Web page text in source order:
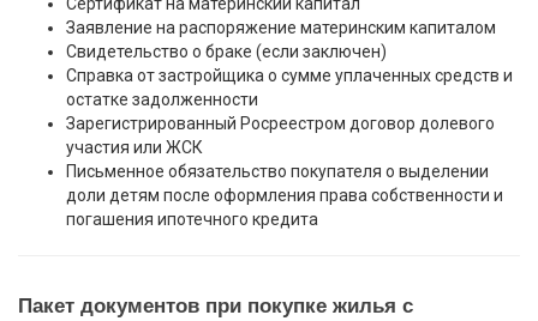
Заявление на распоряжение материнским капиталом
Свидетельство о браке (если заключен)
Справка от застройщика о сумме уплаченных средств и
остатке задолженности
Зарегистрированный Росреестром договор долевого
участия или ЖСК
Письменное обязательство покупателя о выделении
доли детям после оформления права собственности и
погашения ипотечного кредита
Пакет документов при покупке жилья с